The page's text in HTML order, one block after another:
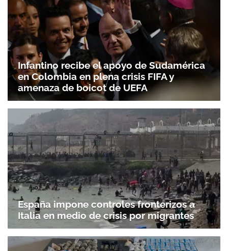
Infantino recibe el apoyo de Sudamérica
en Colombia en plena crisis FIFA y
amenaza de boicot de UEFA
España impone controles fronterizos a
Italia en medio de crisis por migrantes